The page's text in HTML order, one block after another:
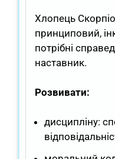
Хлопець
принциповий,
потрібні
наставник.
Розвивати:
дисципліну: